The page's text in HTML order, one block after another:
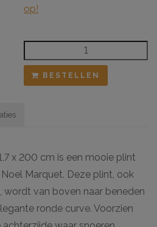
op!
BESTELLEN
x 200 cm is een mooie plint
Marquet. Deze plint, ook
van boven naar beneden
ronde curve. Voorzien